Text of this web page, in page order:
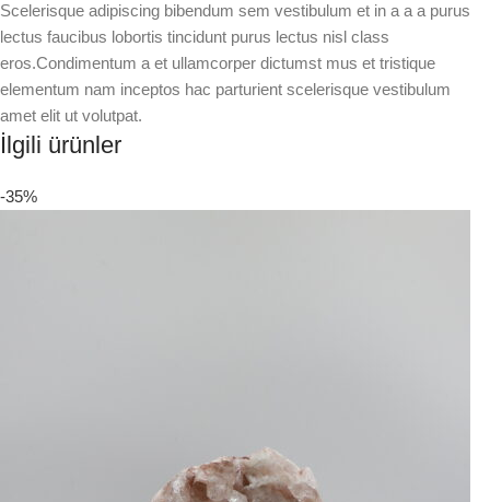
Scelerisque adipiscing bibendum sem vestibulum et in a a a purus
lectus faucibus lobortis tincidunt purus lectus nisl class
eros.Condimentum a et ullamcorper dictumst mus et tristique
elementum nam inceptos hac parturient scelerisque vestibulum
amet elit ut volutpat.
İlgili ürünler
-35%